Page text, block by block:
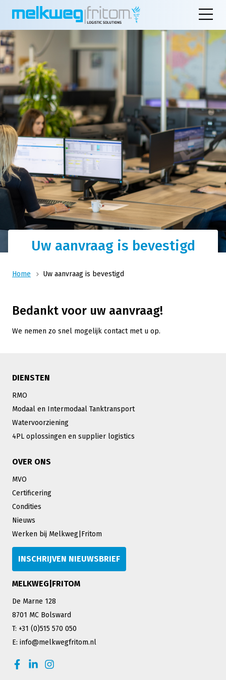
Uw aanvraag is bevestigd
Home Uw aanvraag is bevestigd
Bedankt voor uw aanvraag!
We nemen zo snel mogelijk contact met u op.
DIENSTEN
RMO
Modaal en Intermodaal Tanktransport
Watervoorziening
4PL oplossingen en supplier logistics
OVER ONS
MVO
Certificering
Condities
Nieuws
Werken bij Melkweg|Fritom
INSCHRIJVEN NIEUWSBRIEF
MELKWEG|FRITOM
De Marne 128
8701 MC Bolsward
T: +31 (0)515 570 050
E: info@melkwegfritom.nl